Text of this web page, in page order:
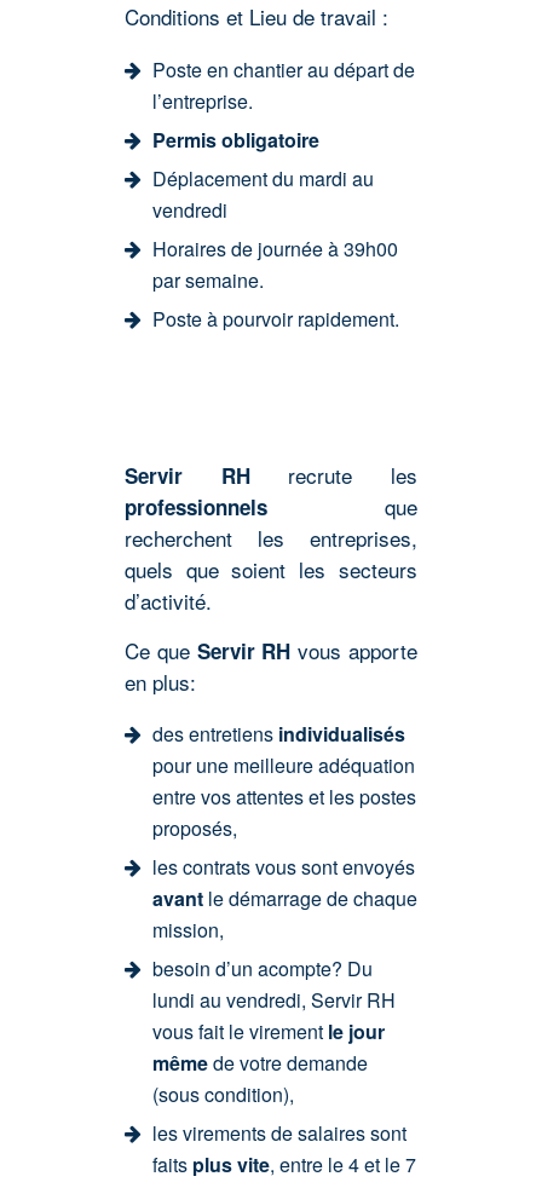
Conditions et Lieu de travail :
Poste en chantier au départ de
l’entreprise.
Permis obligatoire
Déplacement du mardi au
vendredi
Horaires de journée à 39h00
par semaine.
Poste à pourvoir rapidement.
Servir RH recrute les
professionnelsque
recherchent les entreprises,
quels que soient les secteurs
d’activité.
Ce que Servir RH vous apporte
en plus:
des entretiens individualisés
pour une meilleure adéquation
entre vos attentes et les postes
proposés,
les contrats vous sont envoyés
avantle démarrage de chaque
mission,
besoin d’un acompte? Du
lundi au vendredi, Servir RH
vous fait le virement le jour
mêmede votre demande
(sous condition),
les virements de salaires sont
faits plus vite, entre le 4 et le 7